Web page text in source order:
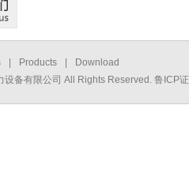
Products
Download
备有限公司 All Rights Reserved. 鲁ICP